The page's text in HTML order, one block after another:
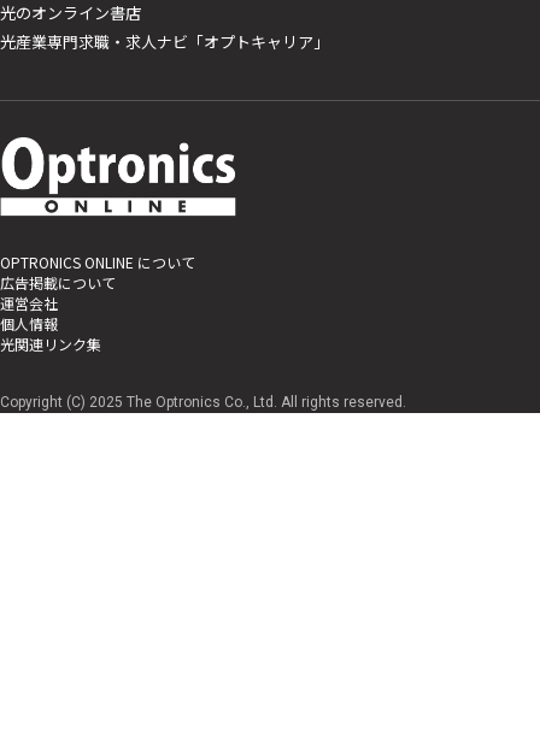
光のオンライン書店
光産業専門求職・求人ナビ「オプトキャリア」
OPTRONICS ONLINE について
広告掲載について
運営会社
個人情報
光関連リンク集
Copyright (C) 2025 The Optronics Co., Ltd. All rights reserved.